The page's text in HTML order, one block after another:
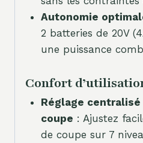
Autonomie
2 batteries de 20V
une puissance
Confort
Réglage
coupe : Ajustez
de coupe sur 7